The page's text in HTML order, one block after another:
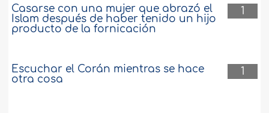
“¡Oh, Al lah, reúneme con el grupo de los
pobres”? ..más
1
Casarse con una mujer que abrazó el
Islam después de haber tenido un hijo
producto de la fornicación
1
Escuchar el Corán mientras se hace
otra cosa